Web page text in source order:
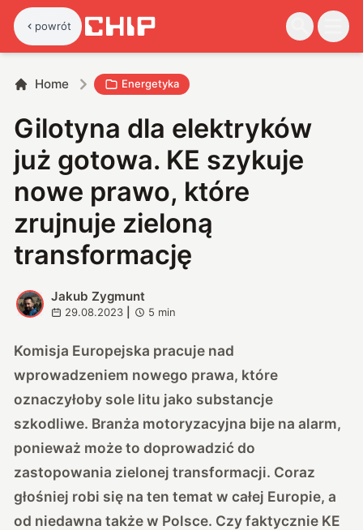
powrót
Home Energetyka
Gilotyna dla elektryków
już gotowa. KE szykuje
nowe prawo, które
zrujnuje zieloną
transformację
J
Jakub Zygmunt
29.08.2023 5 min
Komisja Europejska pracuje nad
wprowadzeniem nowego prawa, które
oznaczyłoby sole litu jako substancje
szkodliwe. Branża motoryzacyjna bije na alarm,
ponieważ może to doprowadzić do
zastopowania zielonej transformacji. Coraz
głośniej robi się na ten temat w całej Europie, a
od niedawna także w Polsce. Czy faktycznie KE